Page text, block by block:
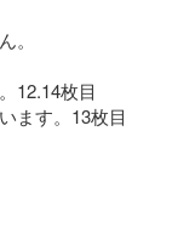
。
12.14枚目
ます。13枚目